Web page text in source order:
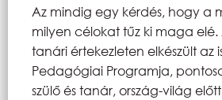
Az mindig egy kérdés, hogy a
milyen célokat tűz ki maga
tanári értekezleten elkészült az
Pedagógiai Programja,
szülő és tanár, ország-világ